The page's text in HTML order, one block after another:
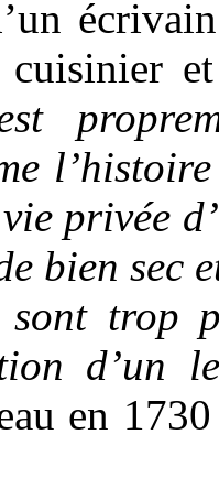
cuisinier
privée
bien sec
sont trop
d’un
en